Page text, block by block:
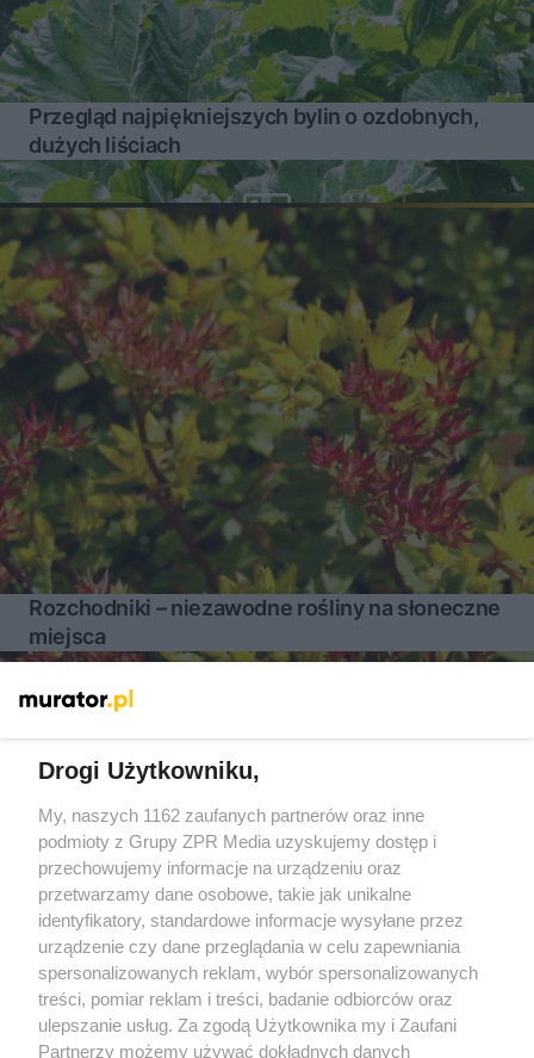
Przegląd najpiękniejszych bylin o ozdobnych,
dużych liściach
Rozchodniki – niezawodne rośliny na słoneczne
miejsca
Żaden utwór zamieszczony w serwisie nie może być powielany i
rozpowszechniany lub dalej rozpowszechniany w jakikolwiek
sposób (w tym także elektroniczny lub mechaniczny) na
jakimkolwiek polu eksploatacji w jakiejkolwiek formie, włącznie z
umieszczaniem w Internecie bez pisemnej zgody właściciela praw.
Jakiekolwiek użycie lub wykorzystanie utworów w całości lub w
części z naruszeniem prawa, tzn. bez właściwej zgody, jest
zabronione pod groźbą kary i może być ścigane prawnie.
Drogi Użytkowniku,
My, naszych 1162 zaufanych partnerów oraz inne
podmioty z Grupy ZPR Media uzyskujemy dostęp i
przechowujemy informacje na urządzeniu oraz
przetwarzamy dane osobowe, takie jak unikalne
identyfikatory, standardowe informacje wysyłane przez
urządzenie czy dane przeglądania w celu zapewniania
spersonalizowanych reklam, wybór spersonalizowanych
treści, pomiar reklam i treści, badanie odbiorców oraz
ulepszanie usług. Za zgodą Użytkownika my i Zaufani
Partnerzy możemy używać dokładnych danych